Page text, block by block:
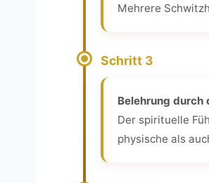
Mehrere
Schritt 3
Belehrung durch
Der spirituelle
physische als